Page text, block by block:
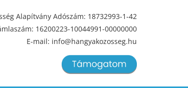
Alapítvány Adószám: 18732993-1-42
16200223-10044991-00000000
E-mail: info@hangyakozosseg.hu